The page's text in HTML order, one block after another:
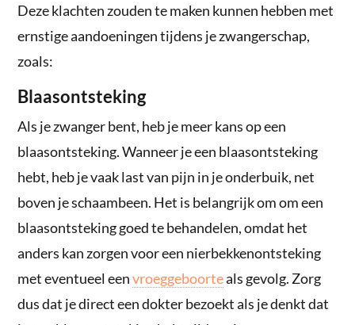
Deze klachten zouden te maken kunnen hebben met
ernstige aandoeningen tijdens je zwangerschap,
zoals:
Blaasontsteking
Als je zwanger bent, heb je meer kans op een
blaasontsteking. Wanneer je een blaasontsteking
hebt, heb je vaak last van pijn in je onderbuik, net
boven je schaambeen. Het is belangrijk om om een
blaasontsteking goed te behandelen, omdat het
anders kan zorgen voor een nierbekkenontsteking
met eventueel eenvroeggeboorteals gevolg. Zorg
dus dat je direct een dokter bezoekt als je denkt dat